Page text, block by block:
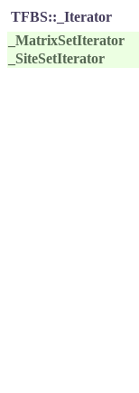
TFBS::_Iterator
_MatrixSetIterator
_SiteSetIterator